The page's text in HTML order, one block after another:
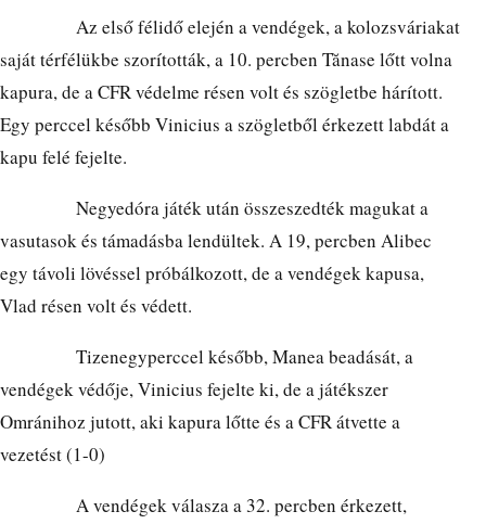
Az első félidő elején a vendégek, a kolozsváriakat
saját térfélükbe szorították, a 10. percben Tănase lőtt volna
kapura, de a CFR védelme résen volt és szögletbe hárított.
Egy perccel később Vinicius a szögletből érkezett labdát a
kapu felé fejelte.
Negyedóra játék után összeszedték magukat a
vasutasok és támadásba lendültek. A 19, percben Alibec
egy távoli lövéssel próbálkozott, de a vendégek kapusa,
Vlad résen volt és védett.
Tizenegyperccel később, Manea beadását, a
vendégek védője, Vinicius fejelte ki, de a játékszer
Omránihoz jutott, aki kapura lőtte és a CFR átvette a
vezetést (1-0)
A vendégek válasza a 32. percben érkezett,